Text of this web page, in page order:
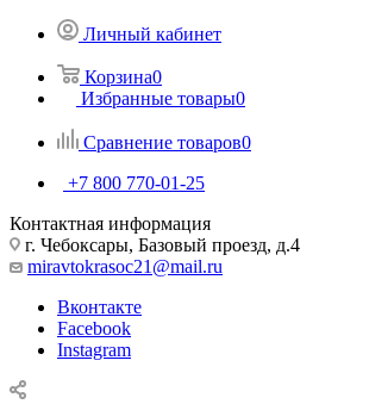
Личный кабинет
Корзина0
Избранные товары0
Сравнение товаров0
+7 800 770-01-25
Контактная информация
г. Чебоксары, Базовый проезд, д.4
miravtokrasoc21@mail.ru
Вконтакте
Facebook
Instagram